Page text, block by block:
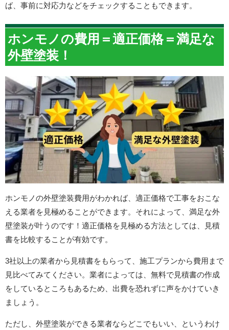
ば、事前に対応力などをチェックすることもできます。
ホンモノの費用＝適正価格＝満足な
外壁塗装！
ホンモノの外壁塗装費用がわかれば、適正価格で工事をおこな
える業者を見極めることができます。それによって、満足な外
壁塗装が叶うのです！適正価格を見極める方法としては、見積
書を比較することが有効です。
3社以上の業者から見積書をもらって、施工プランから費用まで
見比べてみてください。業者によっては、無料で見積書の作成
をしているところもあるため、出費を恐れずに声をかけていき
ましょう。
ただし、外壁塗装ができる業者ならどこでもいい、というわけ